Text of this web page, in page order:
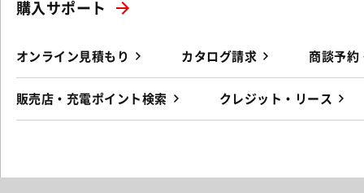
購入サポート
オンライン見積もり カタログ請求 商談予約
販売店・充電ポイント検索 クレジット・リース